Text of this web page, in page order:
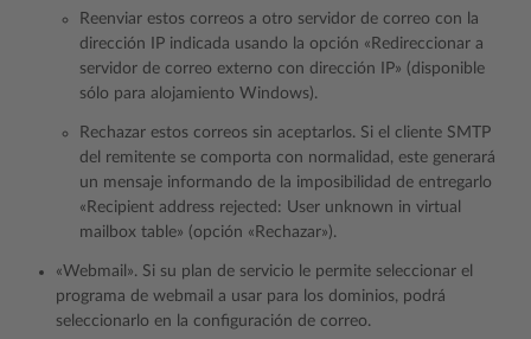
Reenviar estos correos a otro servidor de correo con la
dirección IP indicada usando la opción «Redireccionar a
servidor de correo externo con dirección IP» (disponible
sólo para alojamiento Windows).
Rechazar estos correos sin aceptarlos. Si el cliente SMTP
del remitente se comporta con normalidad, este generará
un mensaje informando de la imposibilidad de entregarlo
«Recipient address rejected: User unknown in virtual
mailbox table» (opción «Rechazar»).
«Webmail». Si su plan de servicio le permite seleccionar el
programa de webmail a usar para los dominios, podrá
seleccionarlo en la configuración de correo.